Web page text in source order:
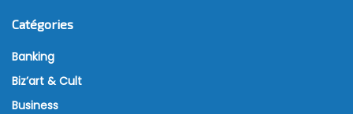
Catégories
Banking
Biz’art & Cult
Business